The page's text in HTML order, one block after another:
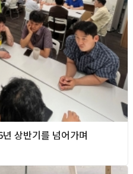
상반기를 넘어가며